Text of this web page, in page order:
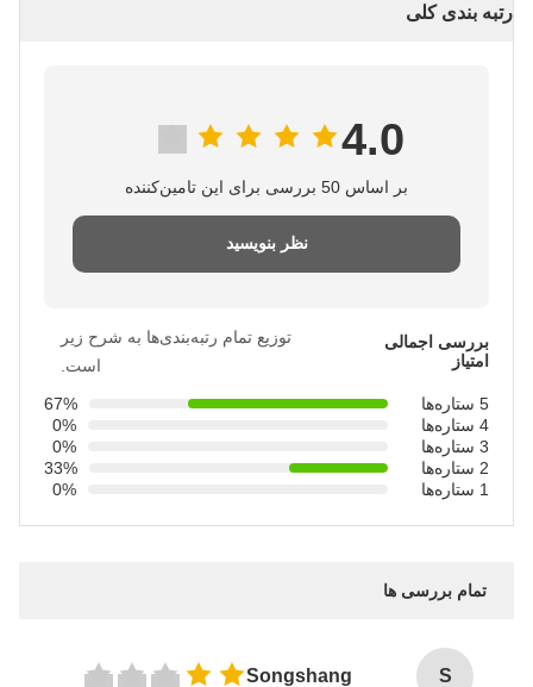
رتبه بندی کلی
4.0
بر اساس 50 بررسی برای این تامین‌کننده
نظر بنویسید
بررسی اجمالی
امتیاز
توزیع تمام رتبه‌بندی‌ها به شرح زیر
است.
5 ستاره‌ها
67%
4 ستاره‌ها
0%
3 ستاره‌ها
0%
2 ستاره‌ها
33%
1 ستاره‌ها
0%
تمام بررسی ها
S
Songshang